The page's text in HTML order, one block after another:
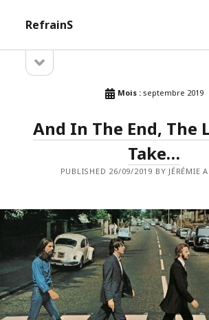
RefrainS
Sidebarsidebar
Mois : septembre 2019
And In The End, The
Take…
PUBLISHED 26/09/2019 BY JÉRÉMIE